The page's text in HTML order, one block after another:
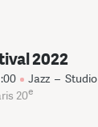
2022
Jazz – Studio
20e